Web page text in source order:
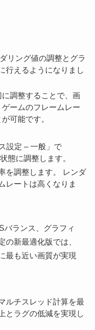
リング値の調整とグラ
行えるようになりまし
調整することで、画
ームのフレームレー
可能です。
設定 – 一般」で
態に調整します。
を調整します。 レンダ
レートは高くなりま
バランス、グラフィ
の新最適化版では、
最も近い画質が実現
ルチスレッド計算を最
とラグの低減を実現し